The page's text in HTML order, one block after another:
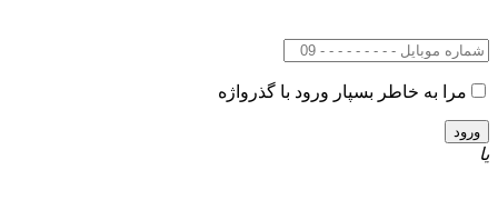
مرا به خاطر بسپار ورود با گذرواژه
یا